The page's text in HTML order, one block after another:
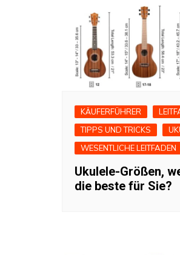
KÄUFERFÜHRER
TIPPS UND TRICKS
WESENTLICHE LEITFADEN
Ukulele-Größen,
die beste für Sie?